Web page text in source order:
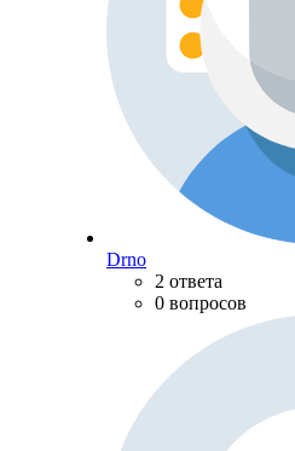
Drno
2 ответа
0 вопросов